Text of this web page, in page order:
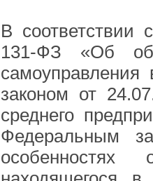
В
131-ФЗ «Об
законом от
среднего
Федеральным
особенностях